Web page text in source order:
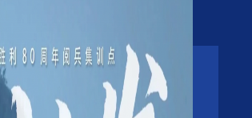
铭星动态||公司与商事委员会开展专
查看详情 >